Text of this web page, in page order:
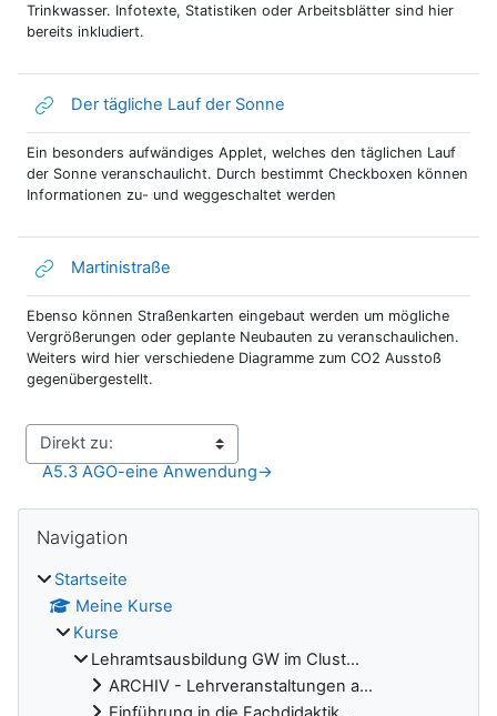
Trinkwasser. Infotexte, Statistiken oder Arbeitsblätter sind hier
bereits inkludiert.
Der tägliche Lauf der Sonne
Ein besonders aufwändiges Applet, welches den täglichen Lauf
der Sonne veranschaulicht. Durch bestimmt Checkboxen können
Informationen zu- und weggeschaltet werden
Martinistraße
Ebenso können Straßenkarten eingebaut werden um mögliche
Vergrößerungen oder geplante Neubauten zu veranschaulichen.
Weiters wird hier verschiedene Diagramme zum CO2 Ausstoß
gegenübergestellt.
→
A5.3 AGO-eine Anwendung
Blöcke
Navigation
Startseite
Meine Kurse
Kurse
Lehramtsausbildung GW im Clust...
ARCHIV - Lehrveranstaltungen a...